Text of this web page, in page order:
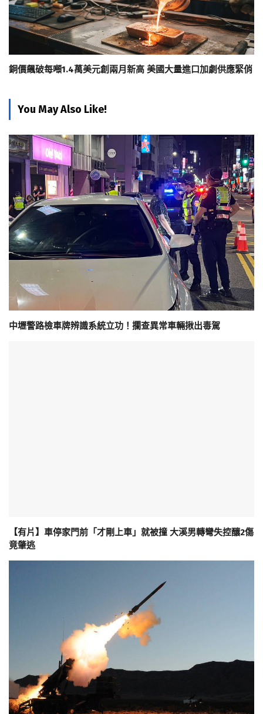
銅價飆破每噸1.4萬美元創兩月新高 美國大量進口加劇供應緊俏
You May Also Like!
中壢警路檢車牌辨識系統立功！攔查異常車輛揪出毒駕
【有片】車停家門前「才剛上車」就被撞 大溪男轉彎失控釀2傷
竟肇逃